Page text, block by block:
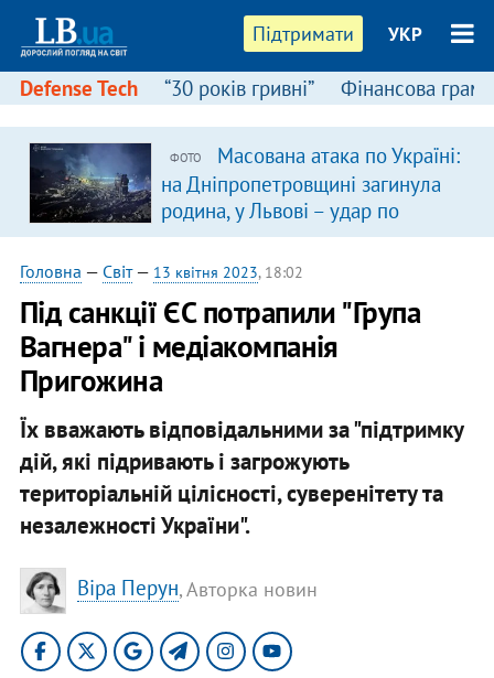
Підтримати УКР
Defense Tech “30 років гривні” Фінансова
ФОТО
Масована атака по Україні:
на Дніпропетровщині загинула
родина, у Львові – удар по
багатоповерхівках
(доповнюється)
Головна — Світ— 13 квітня 2023, 18:02
Під санкції ЄС потрапили "Група
Вагнера" і медіакомпанія
Пригожина
Їх вважають відповідальними за "підтримку
дій, які підривають і загрожують
територіальній цілісності, суверенітету та
незалежності України".
Віра Перун, Авторка новин